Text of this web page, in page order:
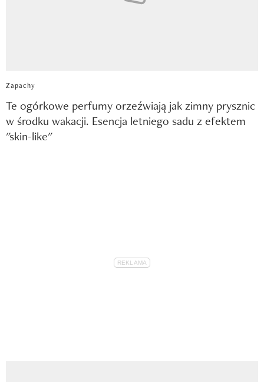
Zapachy
Te ogórkowe perfumy orzeźwiają jak zimny prysznic
w środku wakacji. Esencja letniego sadu z efektem
"skin-like"